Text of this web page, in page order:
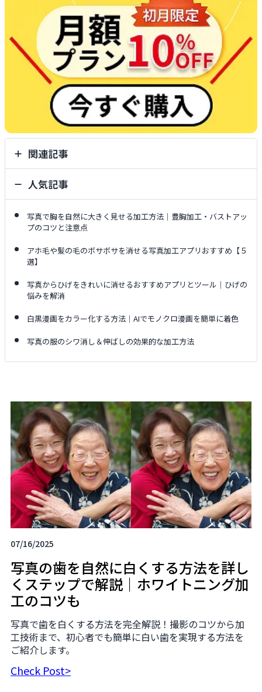
関連記事
人気記事
写真で胸を自然に大きく見せる加工方法｜豊胸加工・バストアッ
プのコツと注意点
アホ毛や髪の毛のボサボサを消せる写真加工アプリおすすめ【５
選】
写真からひげをきれいに消せるおすすめアプリとツール｜ひげの
悩みを解消
白黒漫画をカラー化する方法｜AIでモノクロ漫画を簡単に着色
写真の服のシワ消し＆伸ばしの効果的な加工方法
07/16/2025
写真の歯を自然に白くする方法を詳し
くステップで解説｜ホワイトニング加
工のコツも
写真で歯を白くする方法を完全解説！撮影のコツから加
工技術まで、初心者でも簡単に白い歯を実現する方法を
ご紹介します。
Check Post>